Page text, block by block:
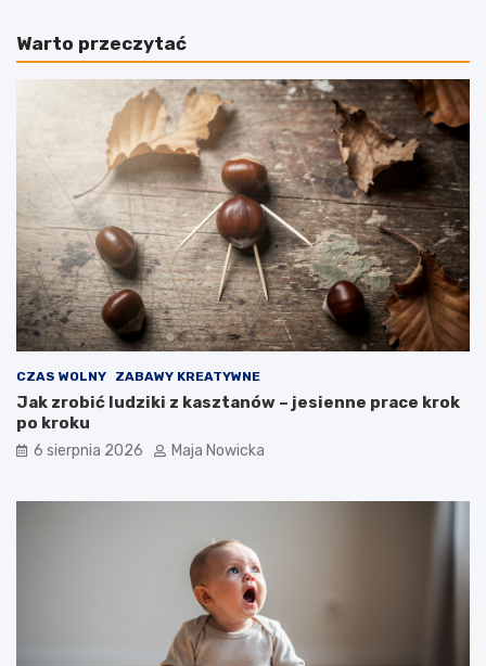
Warto przeczytać
CZAS WOLNY ZABAWY KREATYWNE
Jak zrobić ludziki z kasztanów – jesienne prace krok
po kroku
6 sierpnia 2026 Maja Nowicka